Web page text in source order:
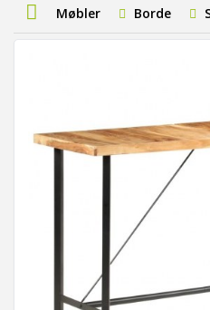
Møbler Borde